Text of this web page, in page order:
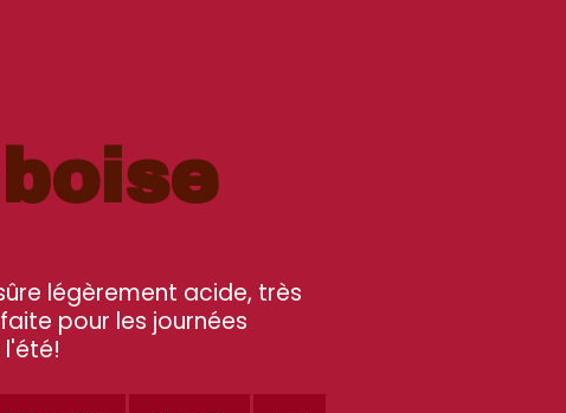
légèrement acide, très
pour les journées